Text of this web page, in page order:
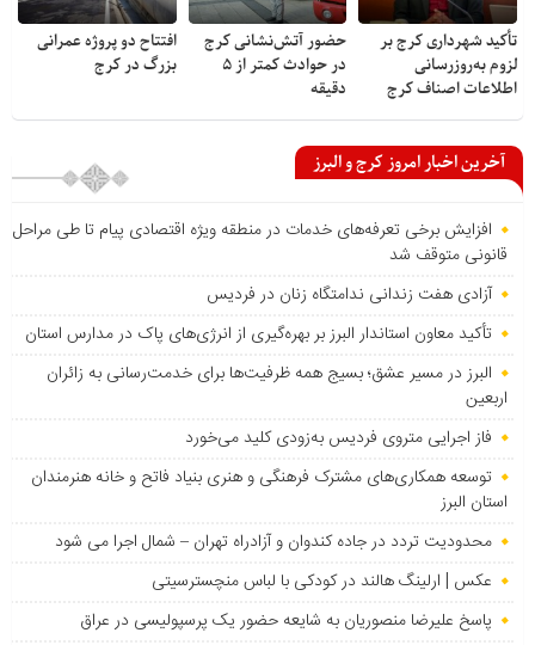
تأکید شهرداری کرج بر
لزوم به‌روزرسانی
اطلاعات اصناف کرج
حضور آتش‌نشانی کرج
در حوادث کمتر از ۵
دقیقه
افتتاح دو پروژه عمرانی
بزرگ در کرج
آخرین اخبار امروز کرج و البرز
افزایش برخی تعرفه‌های خدمات در منطقه ویژه اقتصادی پیام تا طی مراحل
قانونی متوقف شد
آزادی هفت زندانی ندامتگاه زنان در فردیس
تأکید معاون استاندار البرز بر بهره‌گیری از انرژی‌های پاک در مدارس استان
البرز در مسیر عشق؛ بسیج همه ظرفیت‌ها برای خدمت‌رسانی به زائران
اربعین
فاز اجرایی متروی فردیس به‌زودی کلید می‌خورد
توسعه همکاری‌های مشترک فرهنگی و هنری بنیاد فاتح و خانه هنرمندان
استان البرز
محدودیت تردد در جاده کندوان و آزادراه تهران – شمال اجرا می شود
عکس | ارلینگ هالند در کودکی با لباس منچسترسیتی
پاسخ علیرضا منصوریان به شایعه حضور یک پرسپولیسی در عراق